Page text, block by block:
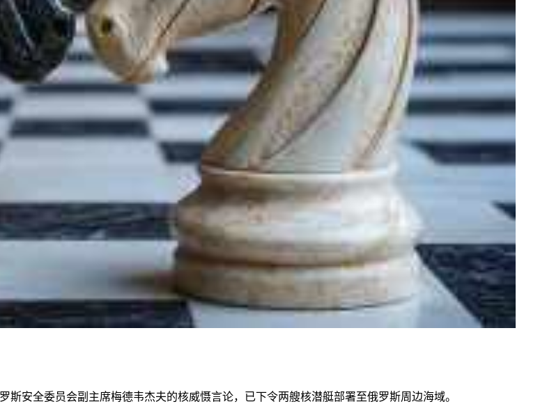
安全委员会副主席梅德韦杰夫的核威慑言论，已下令两艘核潜艇部署至俄罗斯周边海域。